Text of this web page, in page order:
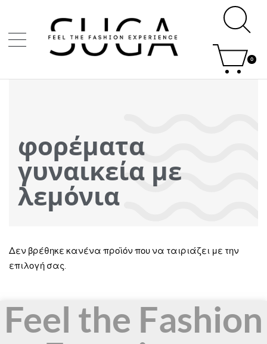
0
φορέματα
γυναικεία με
λεμόνια
Δεν βρέθηκε κανένα προϊόν που να ταιριάζει με την
επιλογή σας.
Feel the Fashion